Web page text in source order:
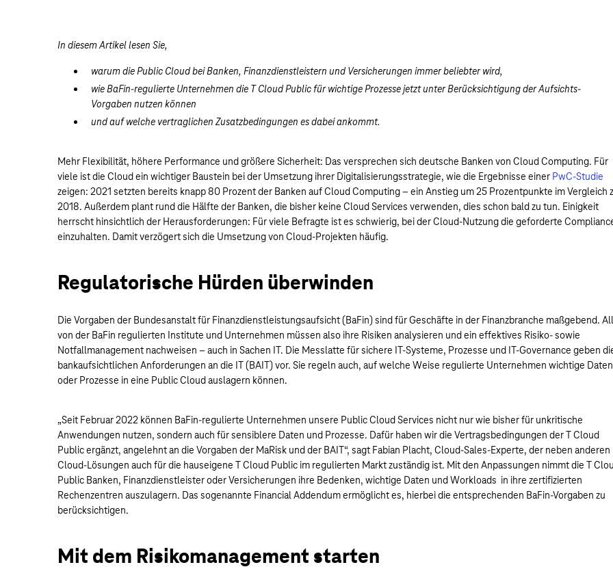
In diesem Artikel lesen Sie,
warum die Public Cloud bei Banken, Finanzdienstleistern und Versicherungen immer beliebter wird,
wie BaFin-regulierte Unternehmen die T Cloud Public für wichtige Prozesse jetzt unter Berücksichtigung der Aufsichts-
Vorgaben nutzen können
und auf welche vertraglichen Zusatzbedingungen es dabei ankommt.
Mehr Flexibilität, höhere Performance und größere Sicherheit: Das versprechen sich deutsche Banken von Cloud Computing. Für
viele ist die Cloud ein wichtiger Baustein bei der Umsetzung ihrer Digitalisierungsstrategie, wie die Ergebnisse einer PwC-Studie
zeigen: 2021 setzten bereits knapp 80 Prozent der Banken auf Cloud Computing – ein Anstieg um 25 Prozentpunkte im Vergleich
2018. Außerdem plant rund die Hälfte der Banken, die bisher keine Cloud Services verwenden, dies schon bald zu tun. Einigkeit
herrscht hinsichtlich der Herausforderungen: Für viele Befragte ist es schwierig, bei der Cloud-Nutzung die geforderte
einzuhalten. Damit verzögert sich die Umsetzung von Cloud-Projekten häufig.
Regulatorische Hürden überwinden
Die Vorgaben der Bundesanstalt für Finanzdienstleistungsaufsicht (BaFin) sind für Geschäfte in der Finanzbranche maßgebend.
von der BaFin regulierten Institute und Unternehmen müssen also ihre Risiken analysieren und ein effektives Risiko- sowie
Notfallmanagement nachweisen – auch in Sachen IT. Die Messlatte für sichere IT-Systeme, Prozesse und IT-Governance geben
bankaufsichtlichen Anforderungen an die IT (BAIT) vor. Sie regeln auch, auf welche Weise regulierte Unternehmen wichtige Daten
oder Prozesse in eine Public Cloud auslagern können.
„Seit Februar 2022 können BaFin-regulierte Unternehmen unsere Public Cloud Services nicht nur wie bisher für unkritische
Anwendungen nutzen, sondern auch für sensiblere Daten und Prozesse. Dafür haben wir die Vertragsbedingungen der T Cloud
Public ergänzt, angelehnt an die Vorgaben der MaRisk und der BAIT“, sagt Fabian Placht, Cloud-Sales-Experte, der neben anderen
Cloud-Lösungen auch für die hauseigene T Cloud Public im regulierten Markt zuständig ist. Mit den Anpassungen nimmt die T
Public Banken, Finanzdienstleister oder Versicherungen ihre Bedenken, wichtige Daten und Workloads in ihre zertifizierten
Rechenzentren auszulagern. Das sogenannte Financial Addendum ermöglicht es, hierbei die entsprechenden BaFin-Vorgaben zu
berücksichtigen.
Mit dem Risikomanagement starten